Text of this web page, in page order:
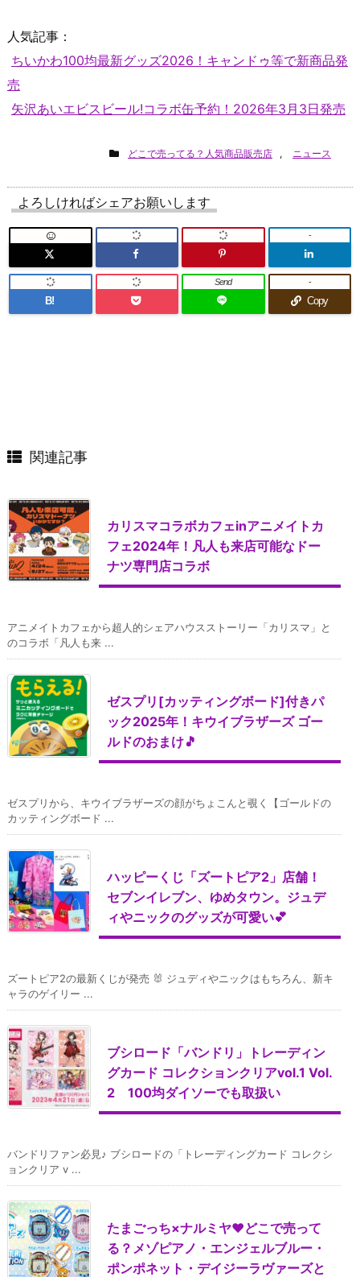
人気記事：
ちいかわ100均最新グッズ2026！キャンドゥ等で新商品発
売
矢沢あいエビスビール!コラボ缶予約！2026年3月3日発売
どこで売ってる？人気商品販売店 , ニュース
よろしければシェアお願いします
-
B!
Send
Copy
-
関連記事
カリスマコラボカフェinアニメイトカ
フェ2024年！凡人も来店可能なドー
ナツ専門店コラボ
アニメイトカフェから超人的シェアハウスストーリー「カリスマ」と
のコラボ「凡人も来 ...
ゼスプリ[カッティングボード]付きパ
ック2025年！キウイブラザーズ ゴー
ルドのおまけ🎵
ゼスプリから、キウイブラザーズの顔がちょこんと覗く【ゴールドの
カッティングボード ...
ハッピーくじ「ズートピア2」店舗！
セブンイレブン、ゆめタウン。ジュデ
ィやニックのグッズが可愛い💕
ズートピア2の最新くじが発売 🐰 ジュディやニックはもちろん、新キ
ャラのゲイリー ...
ブシロード「バンドリ」トレーディン
グカード コレクションクリアvol.1 Vol.
2 100均ダイソーでも取扱い
バンドリファン必見♪ ブシロードの「トレーディングカード コレクシ
ョンクリア v ...
たまごっち×ナルミヤ♥どこで売って
る？メゾピアノ・エンジェルブルー・
ポンポネット・デイジーラヴァーズと